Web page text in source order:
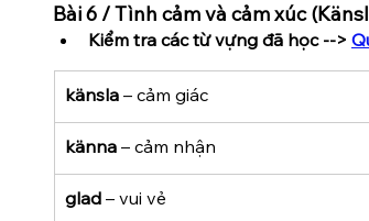
Bài 6 / Tình cảm và cảm xúc
Kiểm tra các từ vựng đã học -->
känsla – cảm giác
känna – cảm nhận
glad – vui vẻ